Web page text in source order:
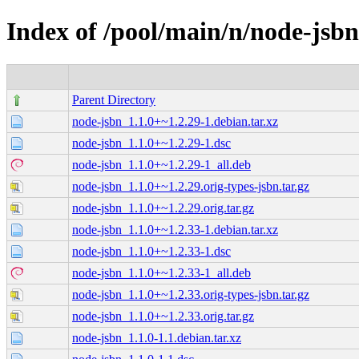
Index of /pool/main/n/node-jsbn
Parent Directory
node-jsbn_1.1.0+~1.2.29-1.debian.tar.xz
node-jsbn_1.1.0+~1.2.29-1.dsc
node-jsbn_1.1.0+~1.2.29-1_all.deb
node-jsbn_1.1.0+~1.2.29.orig-types-jsbn.tar.gz
node-jsbn_1.1.0+~1.2.29.orig.tar.gz
node-jsbn_1.1.0+~1.2.33-1.debian.tar.xz
node-jsbn_1.1.0+~1.2.33-1.dsc
node-jsbn_1.1.0+~1.2.33-1_all.deb
node-jsbn_1.1.0+~1.2.33.orig-types-jsbn.tar.gz
node-jsbn_1.1.0+~1.2.33.orig.tar.gz
node-jsbn_1.1.0-1.1.debian.tar.xz